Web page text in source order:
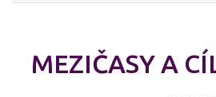
MEZIČASY A